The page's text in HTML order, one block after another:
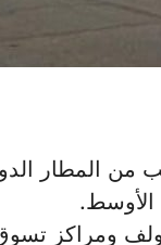
من المطار
الأوسط.
ومراكز